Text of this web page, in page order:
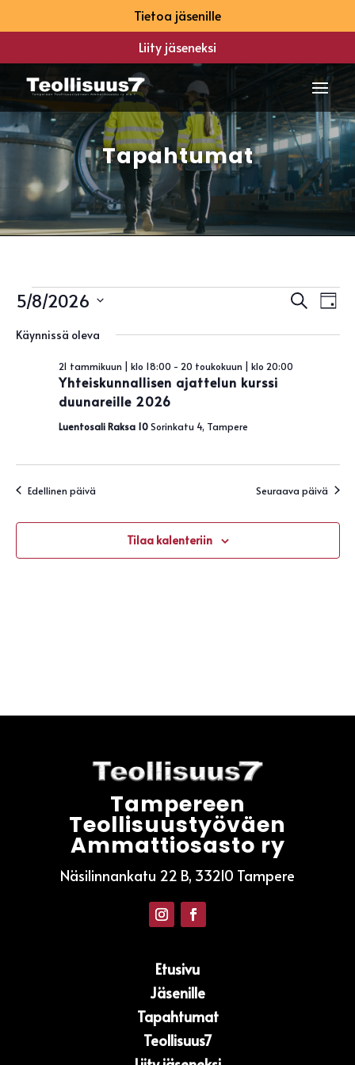
Tietoa jäsenille
Liity jäseneksi
Tapahtumat
Tapahtumat
for
8
toukokuun,
2026
Etsi
aja
Etsi Päivä
5/8/2026
päivä.
Käynnissä oleva
Yhteiskunnallisen ajattelun kurssi
duunareille 2026
21 tammikuun | klo 18:00 - 20 toukokuun | klo 20:00
Luentosali Raksa 10Sorinkatu 4, Tampere
Edellinen päivä Seuraava päivä
Tilaa kalenteriin
Tampereen
Teollisuustyöväen
Ammattiosasto ry
Näsilinnankatu 22 B, 33210 Tampere
Etusivu
Jäsenille
Tapahtumat
Teollisuus7